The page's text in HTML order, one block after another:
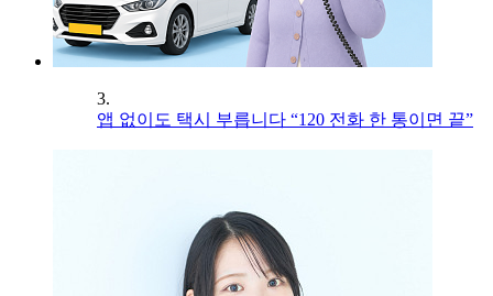
3.
앱 없이도 택시 부릅니다 “120 전화 한 통이면 끝”